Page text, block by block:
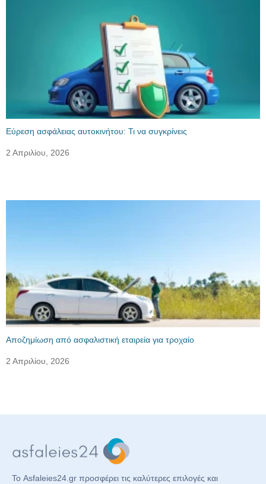
Εύρεση ασφάλειας αυτοκινήτου: Τι να συγκρίνεις
2 Απριλίου, 2026
Αποζημίωση από ασφαλιστική εταιρεία για τροχαίο
2 Απριλίου, 2026
Το Asfaleies24.gr προσφέρει τις καλύτερες επιλογές και